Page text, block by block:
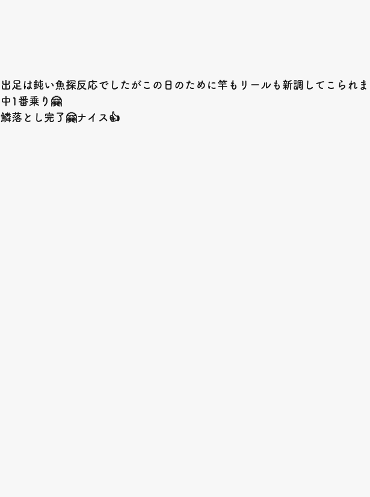
出足は鈍い魚探反応でしたがこの日のために竿もリールも新調してこられ
中1番乗り🤗
鱗落とし完了🤗ナイス👍